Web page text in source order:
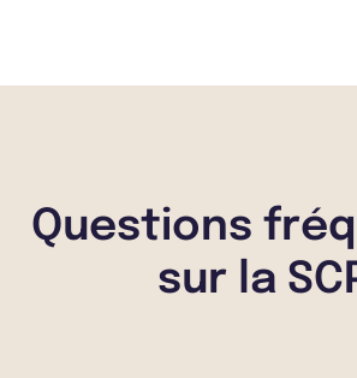
Questions
sur la